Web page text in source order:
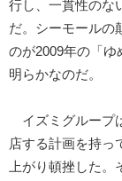
行し、一貫性のな
だ。シーモールの
のが2009年の「ゆ
明らかなのだ。
イズミグループ
店する計画を持っ
上がり頓挫した